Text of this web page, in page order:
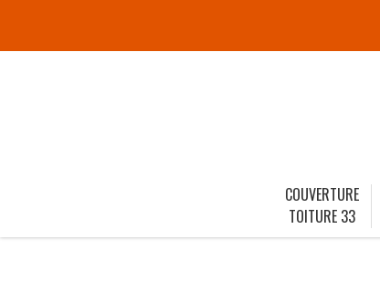
COUVERTURE
TOITURE 33